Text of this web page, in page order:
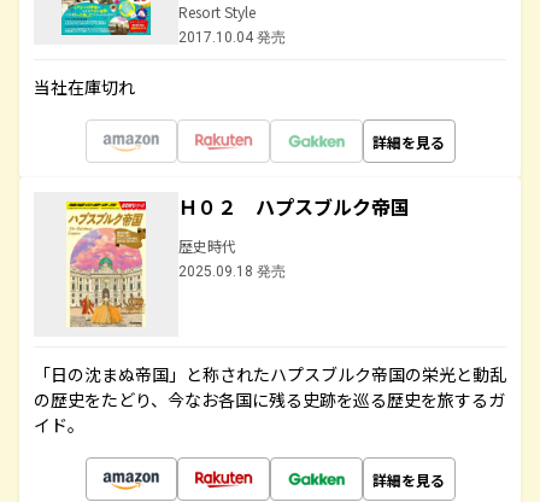
Resort Style
2017.10.04 発売
当社在庫切れ
詳細を見る
Ｈ０２ ハプスブルク帝国
歴史時代
2025.09.18 発売
「日の沈まぬ帝国」と称されたハプスブルク帝国の栄光と動乱
の歴史をたどり、今なお各国に残る史跡を巡る歴史を旅するガ
イド。
詳細を見る